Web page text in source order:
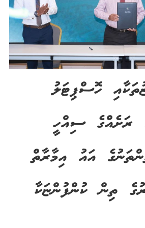
ހޮސްޕިޓަލު
ހިމެނޭހެން 10 ރަށެއްގެ ސިއްހީ
އައު އިމާރާތް
ތިން ކުންފުންޏަކާ